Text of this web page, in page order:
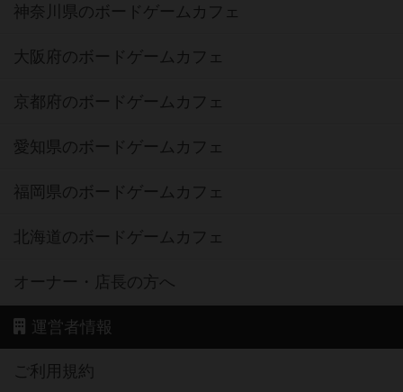
神奈川県のボードゲームカフェ
大阪府のボードゲームカフェ
京都府のボードゲームカフェ
愛知県のボードゲームカフェ
福岡県のボードゲームカフェ
北海道のボードゲームカフェ
オーナー・店長の方へ
運営者情報
ご利用規約